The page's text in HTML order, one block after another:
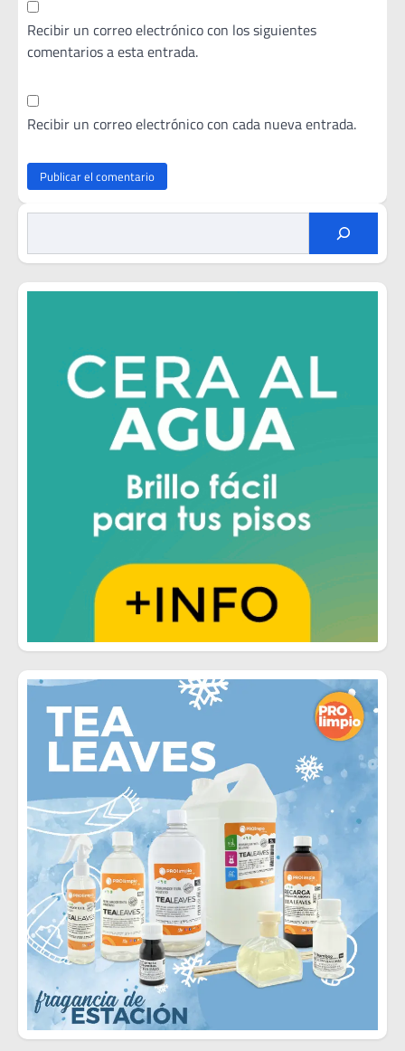
Recibir un correo electrónico con los siguientes
comentarios a esta entrada.
Recibir un correo electrónico con cada nueva entrada.